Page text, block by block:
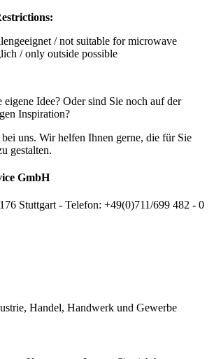
/ not suitable for microwave
/ only outside possible
eigene Idee? Oder sind Sie noch auf der
Inspiration?
uns. Wir helfen Ihnen gerne, die für Sie
gestalten.
GmbH
Stuttgart - Telefon: +49(0)711/699 482 - 0
Handel, Handwerk und Gewerbe